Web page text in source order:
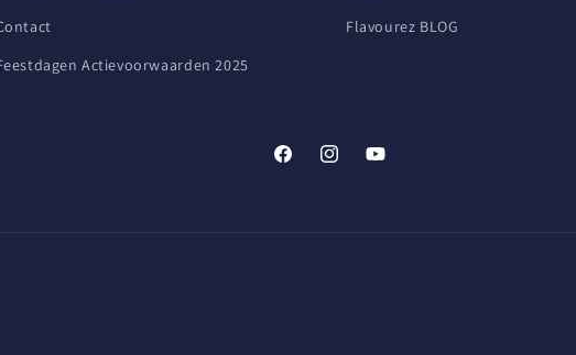
Actievoorwaarden 2025
Flavourez BLOG
FacebookInstagramYouTube